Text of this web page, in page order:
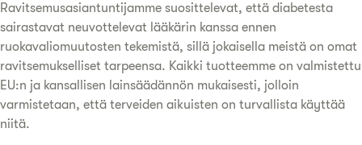
Ravitsemusasiantuntijamme suosittelevat, että diabetesta
sairastavat neuvottelevat lääkärin kanssa ennen
ruokavaliomuutosten tekemistä, sillä jokaisella meistä on omat
ravitsemukselliset tarpeensa. Kaikki tuotteemme on valmistettu
EU:n ja kansallisen lainsäädännön mukaisesti, jolloin
varmistetaan, että terveiden aikuisten on turvallista käyttää
niitä.